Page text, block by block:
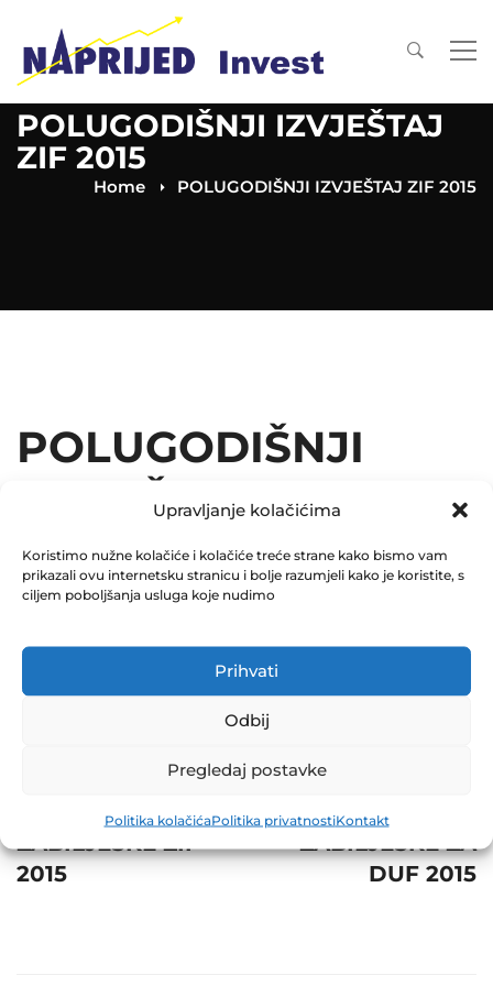
Upravljanje kolačićima
Koristimo nužne kolačiće i kolačiće treće strane kako bismo vam
prikazali ovu internetsku stranicu i bolje razumjeli kako je koristite, s
ciljem poboljšanja usluga koje nudimo
Prihvati
Odbij
Pregledaj postavke
Politika kolačićaPolitika privatnostiKontakt
POLUGODIŠNJI IZVJEŠTAJ
ZIF 2015
Home POLUGODIŠNJI IZVJEŠTAJ ZIF 2015
POLUGODIŠNJI
IZVJEŠTAJ ZIF 2015
0 Comments
SKRAĆENE
ZABILJEŠKE ZIF
2015
SKRAĆENE
ZABILJEŠKE ZA
DUF 2015